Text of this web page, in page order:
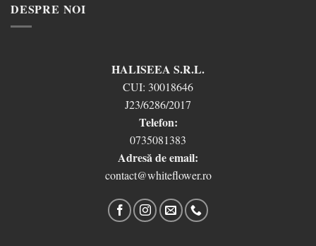
DESPRE NOI
HALISEEA S.R.L.
CUI: 30018646
J23/6286/2017
Telefon:
0735081383
Adresă de email:
contact@whiteflower.ro